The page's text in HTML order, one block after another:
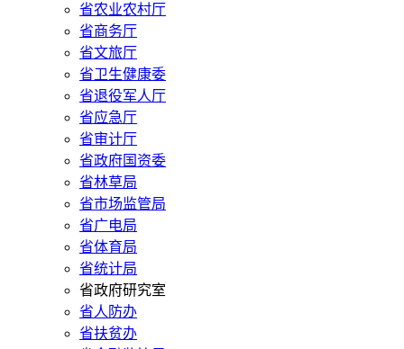
省农业农村厅
省商务厅
省文旅厅
省卫生健康委
省退役军人厅
省应急厅
省审计厅
省政府国资委
省林草局
省市场监管局
省广电局
省体育局
省统计局
省政府研究室
省人防办
省扶贫办